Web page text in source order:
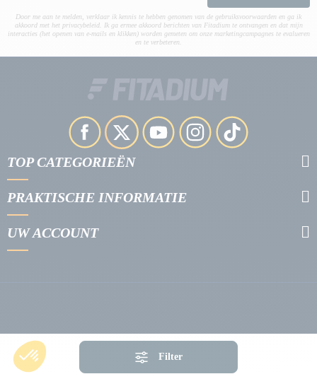
Filter
Door me aan te melden, verklaar ik kennis te hebben genomen van de gebruiksvoorwaarden en ga ik
akkoord met het privacybeleid. Ik ga ermee akkoord berichten van Fitadium te ontvangen en dat mijn
interacties (het openen van e-mails en klikken) worden gemeten om onze marketingcampagnes te evalueren
en te verbeteren.
TOP CATEGORIEËN
PRAKTISCHE INFORMATIE
UW ACCOUNT